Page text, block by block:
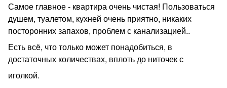
Самое главное - квартира очень чистая! Пользоваться
душем, туалетом, кухней очень приятно, никаких
посторонних запахов, проблем с канализацией..
Есть всë, что только может понадобиться, в
достаточных количествах, вплоть до ниточек с
иголкой.